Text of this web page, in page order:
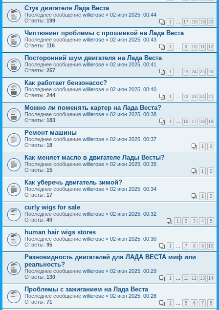
Стук двигателя Лада Веста
Последнее сообщение willierose « 02 июн 2025, 00:44
Ответы: 199 1 … 17 18 19 20
Чиптюнинг проблемы с прошивкой на Лада Веста
Последнее сообщение willierose « 02 июн 2025, 00:43
Ответы: 116 1 … 9 10 11 12
Посторонний шум двигателя на Лада Веста
Последнее сообщение willierose « 02 июн 2025, 00:41
Ответы: 257 1 … 23 24 25 26
Как работает бензонасос?
Последнее сообщение willierose « 02 июн 2025, 00:40
Ответы: 244 1 … 22 23 24 25
Можно ли поменять картер на Лада Веста?
Последнее сообщение willierose « 02 июн 2025, 00:38
Ответы: 183 1 … 16 17 18 19
Ремонт машины
Последнее сообщение willierose « 02 июн 2025, 00:37
Ответы: 18 1 2
Как меняет масло в двигателе Лады Весты?
Последнее сообщение willierose « 02 июн 2025, 00:35
Ответы: 15 1 2
Как уберечь двигатель зимой?
Последнее сообщение willierose « 02 июн 2025, 00:34
Ответы: 17 1 2
curly wigs for sale
Последнее сообщение willierose « 02 июн 2025, 00:32
Ответы: 40 1 2 3 4 5
human hair wigs stores
Последнее сообщение willierose « 02 июн 2025, 00:30
Ответы: 95 1 … 7 8 9 10
Разновидность двигателей для ЛАДА ВЕСТА миф или
реальность?
Последнее сообщение willierose « 02 июн 2025, 00:29
Ответы: 130 1 … 11 12 13 14
Проблемы с зажиганием на Лада Веста
Последнее сообщение willierose « 02 июн 2025, 00:28
Ответы: 71 1 … 5 6 7 8